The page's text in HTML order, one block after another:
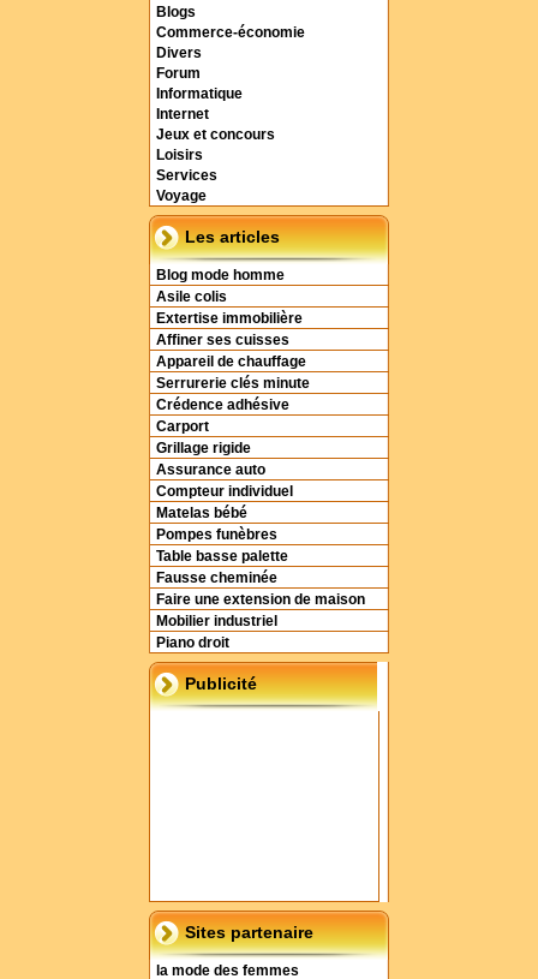
Blogs
Commerce-économie
Divers
Forum
Informatique
Internet
Jeux et concours
Loisirs
Services
Voyage
Les articles
Blog mode homme
Asile colis
Extertise immobilière
Affiner ses cuisses
Appareil de chauffage
Serrurerie clés minute
Crédence adhésive
Carport
Grillage rigide
Assurance auto
Compteur individuel
Matelas bébé
Pompes funèbres
Table basse palette
Fausse cheminée
Faire une extension de maison
Mobilier industriel
Piano droit
Publicité
Sites partenaire
la mode des femmes